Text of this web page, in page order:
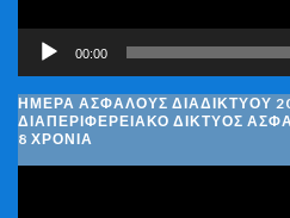
00:00
ΗΜΈΡΑ ΑΣΦΑΛΟΎΣ ΔΙΑΔΙΚΤΎΟΥ
ΔΙΑΠΕΡΙΦΕΡΕΙΑΚΌ ΔΊΚΤΥΟΣ
8 ΧΡΌΝΙΑ